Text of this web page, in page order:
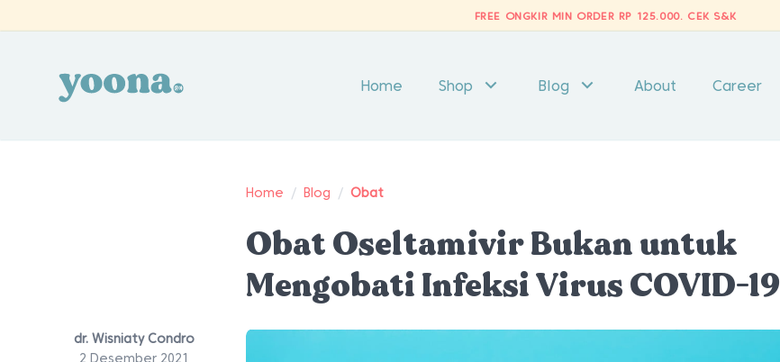
FREE ONGKIR MIN ORDER RP 125.000. CEK S&K
Home Shop Blog About Career
Home / Blog / Obat
Obat Oseltamivir Bukan untuk
Mengobati Infeksi Virus COVID-19
dr. Wisniaty Condro
2 Desember 2021